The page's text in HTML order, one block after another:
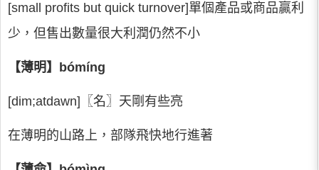
[small profits but quick turnover]單個產品或商品贏利
少，但售出數量很大利潤仍然不小
【薄明】bómíng
[dim;atdawn]〖名〗天剛有些亮
在薄明的山路上，部隊飛快地行進著